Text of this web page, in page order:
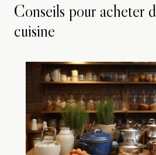
Conseils pour acheter
cuisine